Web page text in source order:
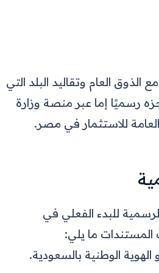
الذوق العام وتقاليد البلد التي
رسميًا إما عبر منصة وزارة
العامة للاستثمار في مصر.
للبدء الفعلي في
ما يلي:
الوطنية بالسعودية.